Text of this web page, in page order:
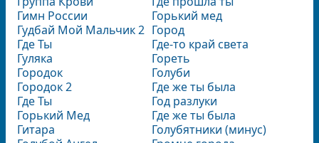
Гимн России
Гудбай Мой Мальчик 2
Где Ты
Гуляка
Городок
Городок 2
Где Ты
Горький Мед
Гитара
Горький мед
Город
Где-то край света
Гореть
Голуби
Где же ты была
Год разлуки
Где же ты была
Голубятники (минус)